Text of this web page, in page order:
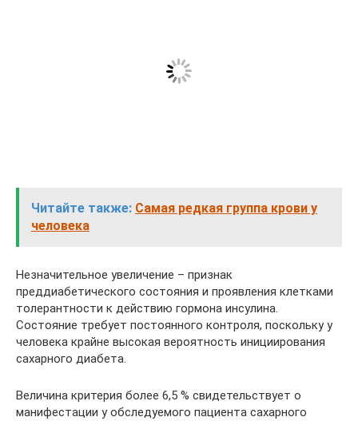
Читайте также: Самая редкая группа крови у
человека
Незначительное увеличение – признак
преддиабетического состояния и проявления клетками
толерантности к действию гормона инсулина.
Состояние требует постоянного контроля, поскольку у
человека крайне высокая вероятность инициирования
сахарного диабета.
Величина критерия более 6,5 % свидетельствует о
манифестации у обследуемого пациента сахарного